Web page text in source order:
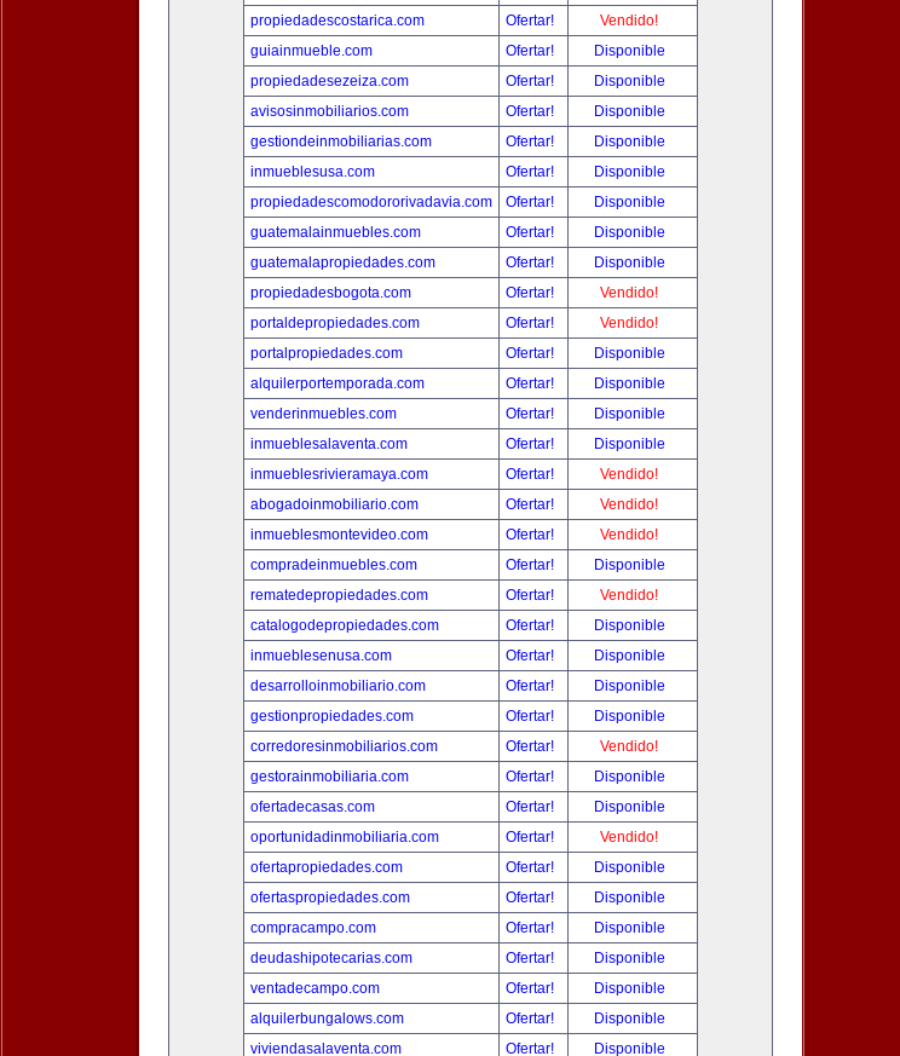
propiedadescostarica.com
Ofertar!
Vendido!
guiainmueble.com
Ofertar!
Disponible
propiedadesezeiza.com
Ofertar!
Disponible
avisosinmobiliarios.com
Ofertar!
Disponible
gestiondeinmobiliarias.com
Ofertar!
Disponible
inmueblesusa.com
Ofertar!
Disponible
propiedadescomodororivadavia.com
Ofertar!
Disponible
guatemalainmuebles.com
Ofertar!
Disponible
guatemalapropiedades.com
Ofertar!
Disponible
propiedadesbogota.com
Ofertar!
Vendido!
portaldepropiedades.com
Ofertar!
Vendido!
portalpropiedades.com
Ofertar!
Disponible
alquilerportemporada.com
Ofertar!
Disponible
venderinmuebles.com
Ofertar!
Disponible
inmueblesalaventa.com
Ofertar!
Disponible
inmueblesrivieramaya.com
Ofertar!
Vendido!
abogadoinmobiliario.com
Ofertar!
Vendido!
inmueblesmontevideo.com
Ofertar!
Vendido!
compradeinmuebles.com
Ofertar!
Disponible
rematedepropiedades.com
Ofertar!
Vendido!
catalogodepropiedades.com
Ofertar!
Disponible
inmueblesenusa.com
Ofertar!
Disponible
desarrolloinmobiliario.com
Ofertar!
Disponible
gestionpropiedades.com
Ofertar!
Disponible
corredoresinmobiliarios.com
Ofertar!
Vendido!
gestorainmobiliaria.com
Ofertar!
Disponible
ofertadecasas.com
Ofertar!
Disponible
oportunidadinmobiliaria.com
Ofertar!
Vendido!
ofertapropiedades.com
Ofertar!
Disponible
ofertaspropiedades.com
Ofertar!
Disponible
compracampo.com
Ofertar!
Disponible
deudashipotecarias.com
Ofertar!
Disponible
ventadecampo.com
Ofertar!
Disponible
alquilerbungalows.com
Ofertar!
Disponible
viviendasalaventa.com
Ofertar!
Disponible